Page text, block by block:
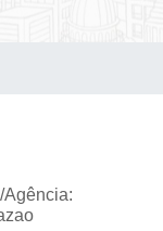
Agência: